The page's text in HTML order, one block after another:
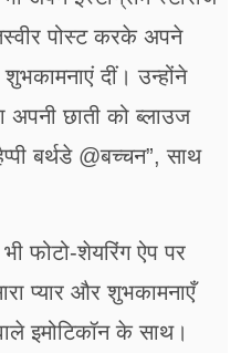
पोस्ट करके अपने
दीं। उन्होंने
अपनी छाती को ब्लाउज
बर्थडे @बच्चन”, साथ
फोटो-शेयरिंग ऐप पर
प्यार और शुभकामनाएँ
इमोटिकॉन के साथ।